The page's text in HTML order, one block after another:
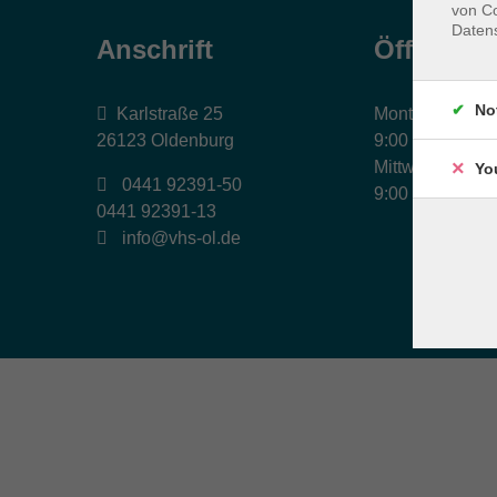
Anschrift
Karlstraße 25
26123 Oldenburg
0441 92391-50
0441 92391-13
info@vhs-ol.de
Montag,
9:00 bis 17:00
Mittwoch und
9:00 bis 12:30
von